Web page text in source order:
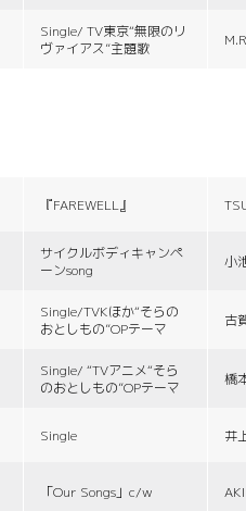
Single/ TV東京“無限のリ
ヴァイアス”主題歌
『FAREWELL』
サイクルボディキャンペ
ーンsong
小
Single/TVKほか“そらの
おとしもの”OPテーマ
古
Single/ “TVアニメ“そら
のおとしもの”OPテーマ
橋
Single 井
「Our Songs」c/w